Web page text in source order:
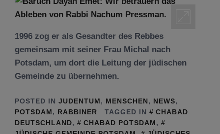
1996 zog er als Gesandter des Rebbes
gemeinsam mit seiner Frau Michal nach
Potsdam, um dort die Leitung der jüdischen
Gemeinde zu übernehmen.
POSTED IN JUDENTUM, MENSCHEN, NEWS,
POTSDAM, RABBINER TAGGED IN
CHABAD
DEUTSCHLAND, CHABAD POTSDAM,